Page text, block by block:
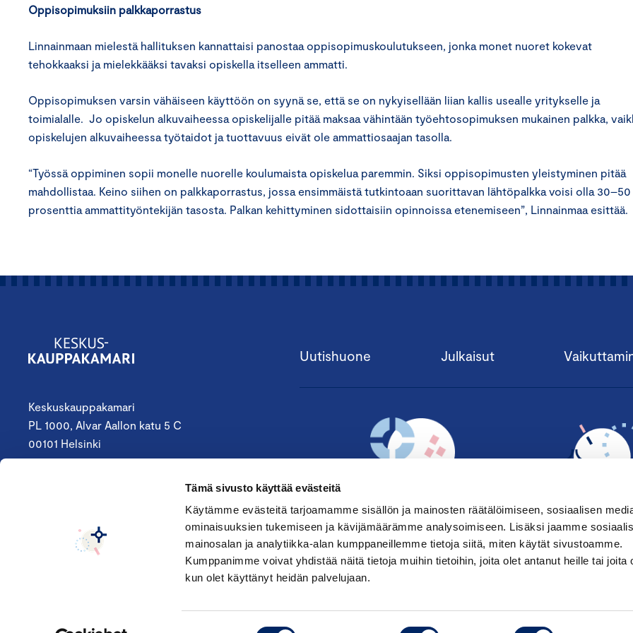
Tämä sivusto käyttää evästeitä
Käytämme evästeitä tarjoamamme sisällön ja mainosten räätälöimiseen, sosiaalisen
ominaisuuksien tukemiseen ja kävijämäärämme analysoimiseen. Lisäksi jaamme
mainosalan ja analytiikka-alan kumppaneillemme tietoja siitä, miten käytät sivustoamme.
Kumppanimme voivat yhdistää näitä tietoja muihin tietoihin, joita olet antanut heille tai joita
kun olet käyttänyt heidän palvelujaan.
Oppisopimuksiin palkkaporrastus
Linnainmaan mielestä hallituksen kannattaisi panostaa oppisopimuskoulutukseen, jonka monet nuoret kokevat
tehokkaaksi ja mielekkääksi tavaksi opiskella itselleen ammatti.
Oppisopimuksen varsin vähäiseen käyttöön on syynä se, että se on nykyisellään liian kallis usealle yritykselle ja
toimialalle. Jo opiskelun alkuvaiheessa opiskelijalle pitää maksaa vähintään työehtosopimuksen mukainen palkka,
opiskelujen alkuvaiheessa työtaidot ja tuottavuus eivät ole ammattiosaajan tasolla.
“Työssä oppiminen sopii monelle nuorelle koulumaista opiskelua paremmin. Siksi oppisopimusten yleistyminen pitää
mahdollistaa. Keino siihen on palkkaporrastus, jossa ensimmäistä tutkintoaan suorittavan lähtöpalkka voisi olla 30–50
prosenttia ammattityöntekijän tasosta. Palkan kehittyminen sidottaisiin opinnoissa etenemiseen”, Linnainmaa esittää.
Keskuskauppakamari
PL 1000, Alvar Aallon katu 5 C
00101 Helsinki
keskuskauppakamari@chamber.fi
Seuraa meitä:
Uutishuone Julkaisut
TILAA UUTISKIRJE › LIITY